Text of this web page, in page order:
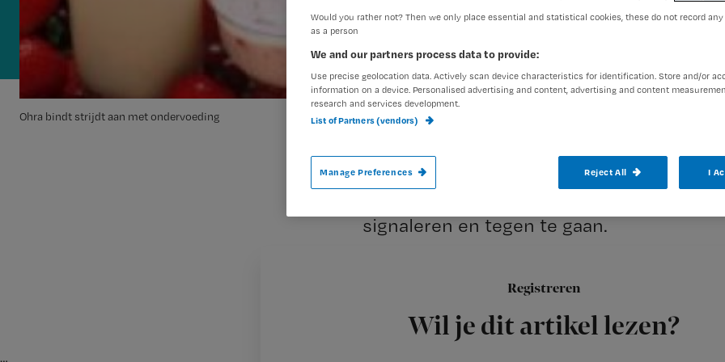
Ohra bindt strijdt aan met ondervoeding
Auteur:
Registreren
Wil je dit artikel lezen?
Zorgverzekeraar Ohra start samen met
ziekenhuizen in de Randstad een
signaleren en tegen te gaan.
…
Would you rather not? Then we only place essential and statistical cookies, these do not record
as a person
We and our partners process data to provide:
Use precise geolocation data. Actively scan device characteristics for identification. Store and/or
information on a device. Personalised advertising and content, advertising and content
research and services development.
List of Partners (vendors)
Manage Preferences Reject All I